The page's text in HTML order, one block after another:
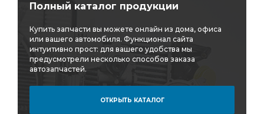
Полный каталог продукции
Купить запчасти вы можете онлайн из дома, офиса
или вашего автомобиля. Функционал сайта
интуитивно прост: для вашего удобства мы
предусмотрели несколько способов заказа
автозапчастей.
ОТКРЫТЬ КАТАЛОГ